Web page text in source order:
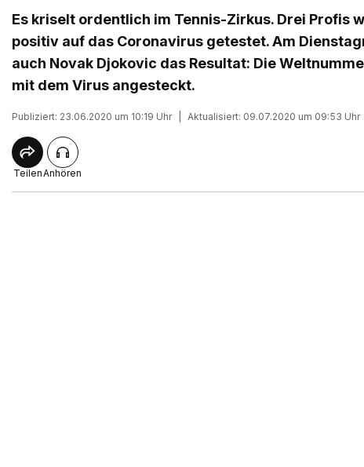
Es kriselt ordentlich im Tennis-Zirkus. Drei Profis
positiv auf das Coronavirus getestet. Am
auch Novak Djokovic das Resultat: Die
mit dem Virus angesteckt.
Publiziert: 23.06.2020 um 10:19 Uhr Aktualisiert: 09.07.2020 um 09:53 Uhr
TeilenAnhören